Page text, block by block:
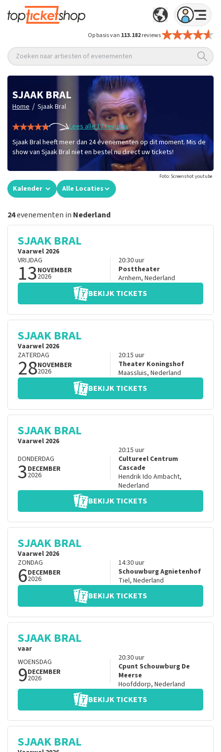
Op basis van 113.182reviews
Zoeken naar artiesten of evenementen
SJAAK BRAL
Home / Sjaak Bral
Lees alle 17 reviews
Sjaak Bral heeft meer dan 24 evenementen op dit moment. Mis de
show van Sjaak Bral niet en bestel nu direct uw tickets!
Foto: Screenshot youtube
Kalender Alle Locaties
24evenementen in Nederland
SJAAK BRAL
Vaarwel 2026
VRIJDAG
13NOVEMBER
2026
20:30uur
Posttheater
Arnhem, Nederland
BEKIJK TICKETS
SJAAK BRAL
Vaarwel 2026
ZATERDAG
28NOVEMBER
2026
20:15 uur
Theater Koningshof
Maassluis, Nederland
BEKIJK TICKETS
SJAAK BRAL
Vaarwel 2026
DONDERDAG
3DECEMBER
2026
20:15 uur
Cultureel Centrum
Cascade
Hendrik Ido Ambacht,
Nederland
BEKIJK TICKETS
SJAAK BRAL
Vaarwel 2026
ZONDAG
6DECEMBER
2026
14:30uur
Schouwburg Agnietenhof
Tiel, Nederland
BEKIJK TICKETS
SJAAK BRAL
vaar
WOENSDAG
9DECEMBER
2026
20:30uur
Cpunt Schouwburg De
Meerse
Hoofddorp, Nederland
BEKIJK TICKETS
SJAAK BRAL